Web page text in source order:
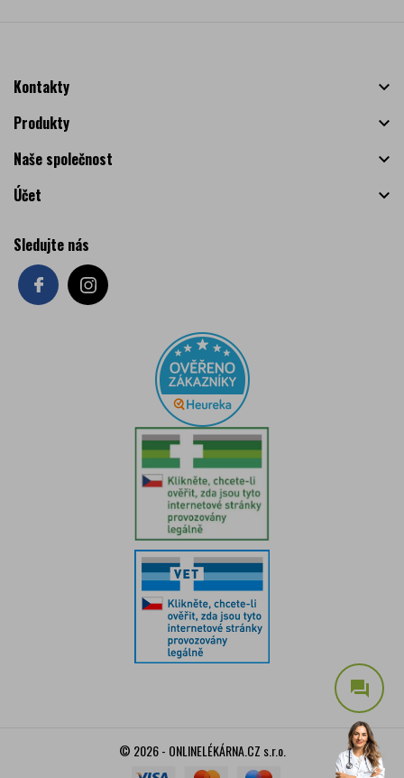
Kontakty

Produkty

Naše společnost

Účet

Sledujte nás
question_answer
© 2026 - ONLINELÉKÁRNA.CZ s.r.o.